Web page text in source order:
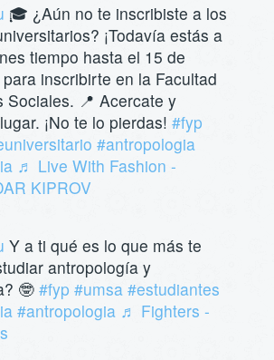
🎓 ¿Aún no te inscribiste a los
¡Todavía estás a
tiempo hasta el 15 de
inscribirte en la Facultad
Sociales. 📍 Acercate y
¡No te lo pierdas! #fyp
#antropologia
♬ Live With Fashion -
KIPROV
Y a ti qué es lo que más te
antropología y
🤓#fyp #umsa #estudiantes
#antropologia ♬ Fighters -